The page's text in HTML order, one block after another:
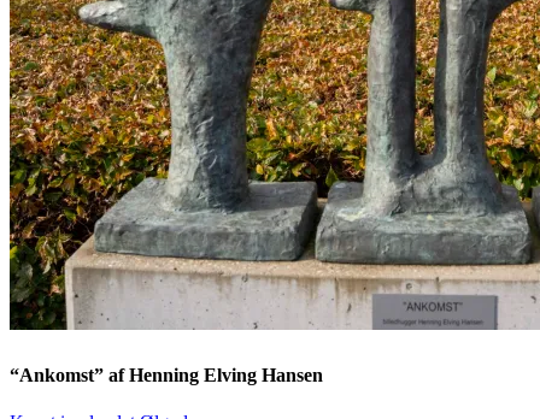
“Ankomst” af Henning Elving Hansen